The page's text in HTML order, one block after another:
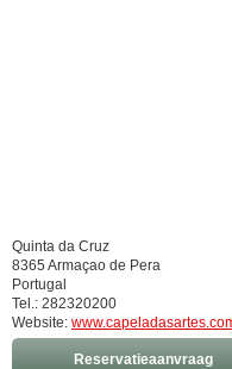
Quinta da Cruz
8365 Armaçao de Pera
Portugal
Tel.: 282320200
Website:
Reservatieaanvraag